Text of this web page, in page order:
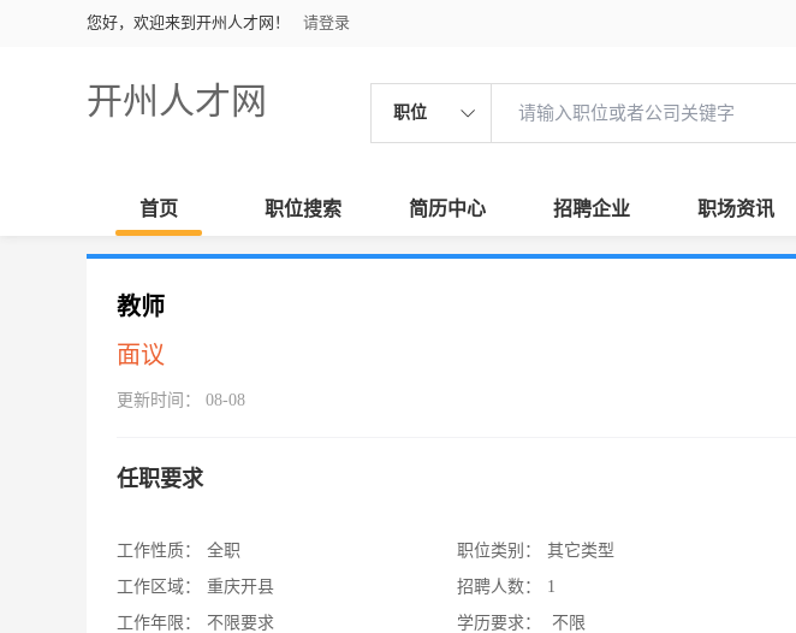
您好，欢迎来到开州人才网！ 请登录
开州人才网 职位
首页 职位搜索 简历中心 招聘企业 职场资讯
教师
面议
更新时间： 08-08
任职要求
工作性质：
全职
工作区域：
重庆开县
工作年限：
不限要求
职位类别：
其它类型
招聘人数：
1
学历要求：
不限